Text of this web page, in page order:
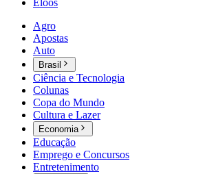
Agro
Apostas
Auto
Brasil
Ciência e Tecnologia
Colunas
Copa do Mundo
Cultura e Lazer
Economia
Educação
Emprego e Concursos
Entretenimento